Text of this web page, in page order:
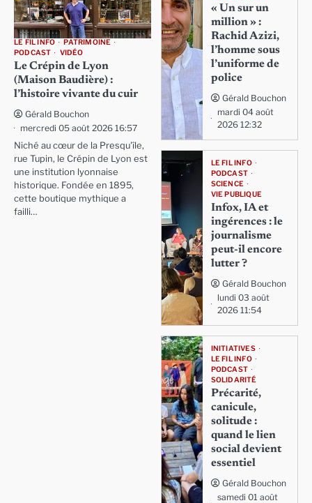
LE FIL INFO
PATRIMOINE
PODCAST
VIDÉO
Le Crépin de Lyon
(Maison Baudière) :
l’histoire vivante du cuir
Gérald Bouchon
mercredi 05 août 2026 16:57
Niché au cœur de la Presqu'île,
rue Tupin, le Crépin de Lyon est
une institution lyonnaise
historique. Fondée en 1895,
cette boutique mythique a
failli…
« Un sur un
million » :
Rachid Azizi,
l’homme sous
l’uniforme de
police
Gérald Bouchon
mardi 04 août
2026 12:32
LE FIL INFO
PODCAST
SCIENCE
VIE PUBLIQUE
Infox, IA et
ingérences : le
journalisme
peut-il encore
lutter ?
Gérald Bouchon
lundi 03 août
2026 11:54
INITIATIVES
LE FIL INFO
PODCAST
SOLIDARITÉ
Précarité,
canicule,
solitude :
quand le lien
social devient
essentiel
Gérald Bouchon
samedi 01 août